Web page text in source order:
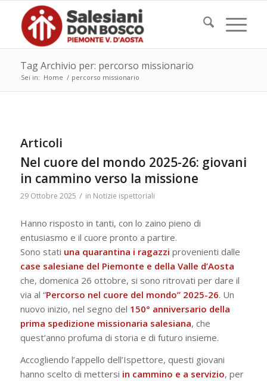
Tag Archivio per: percorso missionario
Sei in: Home / percorso missionario
Articoli
Nel cuore del mondo 2025-26: giovani
in cammino verso la missione
29 Ottobre 2025 / in Notizie ispettoriali
Hanno risposto in tanti, con lo zaino pieno di
entusiasmo e il cuore pronto a partire.
Sono stati una quarantina i ragazzi provenienti dalle
case salesiane del Piemonte e della Valle d’Aosta
che, domenica 26 ottobre, si sono ritrovati per dare il
via al “Percorso nel cuore del mondo” 2025-26. Un
nuovo inizio, nel segno del 150° anniversario della
prima spedizione missionaria salesiana, che
quest’anno profuma di storia e di futuro insieme.
Accogliendo l’appello dell’Ispettore, questi giovani
hanno scelto di mettersi in cammino e a servizio, per